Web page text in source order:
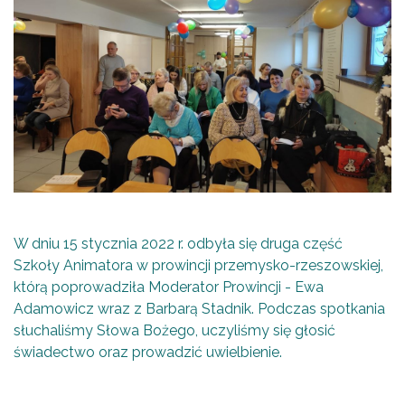
W dniu 15 stycznia 2022 r. odbyła się druga część
Szkoły Animatora w prowincji przemysko-rzeszowskiej,
którą poprowadziła Moderator Prowincji - Ewa
Adamowicz wraz z Barbarą Stadnik. Podczas spotkania
słuchaliśmy Słowa Bożego, uczyliśmy się głosić
świadectwo oraz prowadzić uwielbienie.